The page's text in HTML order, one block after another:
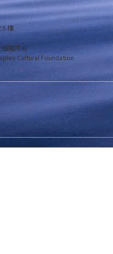
5 樓
版權所有
Cultural Foundation